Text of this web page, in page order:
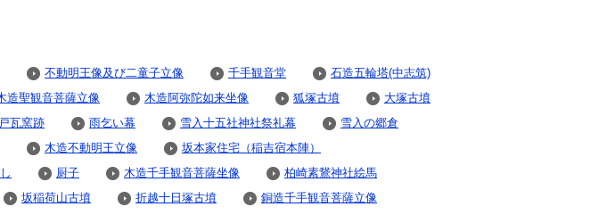
不動明王像及び二童子立像 千手観音堂
石造五輪塔(中志筑)
造聖観音菩薩立像 木造阿弥陀如来坐像 狐塚古墳
大塚古墳
瓦窯跡 雨乞い幕 雪入十五社神社祭礼幕
雪入の郷倉
木造不動明王立像
坂本家住宅（稲吉宿本陣）
厨子 木造千手観音菩薩坐像
柏崎素鵞神社絵馬
坂稲荷山古墳 折越十日塚古墳
銅造千手観音菩薩立像